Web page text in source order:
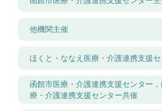
他機関主催
ほくと・ななえ医療・介護連携支援
函館市医療・介護連携支援センター
療・介護連携支援センター共催